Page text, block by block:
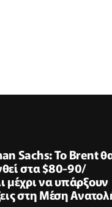
Sachs: Το Brent
στα $80-90/
μέχρι να υπάρξουν
στη Μέση